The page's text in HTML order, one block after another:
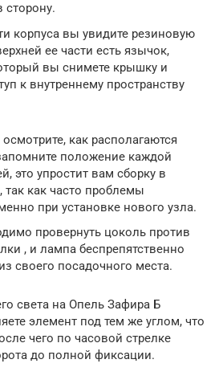
сторону.
корпуса вы увидите резиновую
ее части есть язычок,
вы снимете крышку и
к внутреннему пространству
как располагаются
положение каждой
это упростит вам сборку в
как часто проблемы
при установке нового узла.
провернуть цоколь против
, и лампа беспрепятственно
своего посадочного места.
света на Опель Зафира Б
элемент под тем же углом, что
чего по часовой стрелке
до полной фиксации.